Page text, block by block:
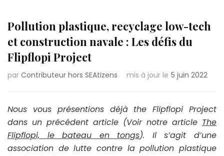
Pollution plastique, recyclage low-tech
et construction navale : Les défis du
Flipflopi Project
par Contributeur hors SEAtizens mis à jour le 5 juin 2022
Nous vous présentions déjà the Flipflopi Project
dans un précédent article (Voir notre article The
Flipflopi, le bateau en tongs). Il s’agit d’une
association de lutte contre la pollution plastique